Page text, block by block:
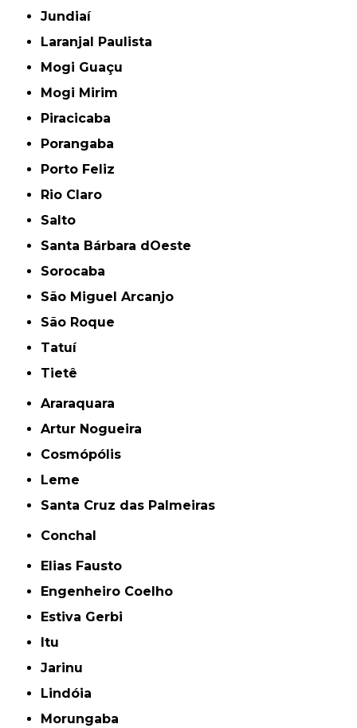
Jundiaí
Laranjal Paulista
Mogi Guaçu
Mogi Mirim
Piracicaba
Porangaba
Porto Feliz
Rio Claro
Salto
Santa Bárbara dOeste
Sorocaba
São Miguel Arcanjo
São Roque
Tatuí
Tietê
Araraquara
Artur Nogueira
Cosmópólis
Leme
Santa Cruz das Palmeiras
Conchal
Elias Fausto
Engenheiro Coelho
Estiva Gerbi
Itu
Jarinu
Lindóia
Morungaba